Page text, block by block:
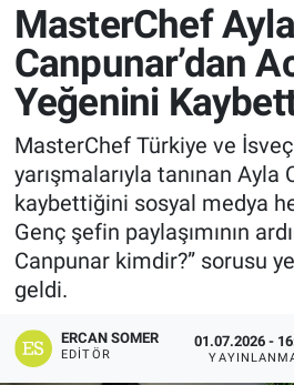
MasterChef Ayla
Canpunar’dan
Yeğenini
MasterChef Türkiye ve
yarışmalarıyla tanınan Ayla
kaybettiğini sosyal medya
Genç şefin paylaşımının
Canpunar kimdir?” sorusu
geldi.
ERCAN SOMER
EDITÖR
01.07.2026 -